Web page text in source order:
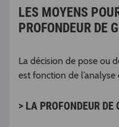
LES MOYENS
PROFONDEUR DE
La décision de pose ou
est fonction de
> LA PROFONDEUR DE